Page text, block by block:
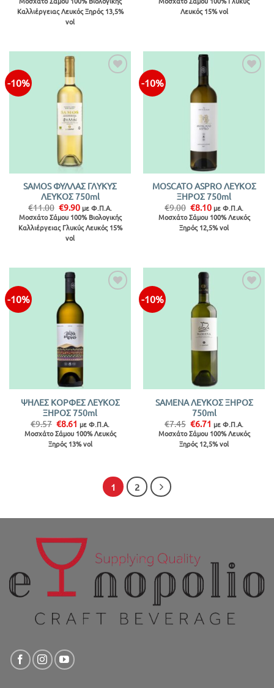
was:
€19.84.
τιμή
είναι:
Καλλιέργειας Λευκός Ξηρός 13,5%
vol
was:
€17.92.
τιμή
είναι:
Λευκός 15% vol
-10%
SAMOS ΦΥΛΛΑΣ ΓΛΥΚΥΣ
ΛΕΥΚΟΣ 750ml
€11.00 Original
price
was:
€11.00.
€9.90Η
τρέχουσα
τιμή
είναι:
με Φ.Π.Α.
Μοσχάτο Σάμου 100% Βιολογικής
Καλλιέργειας Γλυκύς Λευκός 15%
vol
-10%
MOSCATO ASPRO ΛΕΥΚΟΣ
ΞΗΡΟΣ 750ml
€9.00 Original
price
was:
€9.00.
€8.10Η
τρέχουσα
τιμή
είναι:
με Φ.Π.Α.
Μοσχάτο Σάμου 100% Λευκός
Ξηρός 12,5% vol
-10%
ΨΗΛΕΣ ΚΟΡΦΕΣ ΛΕΥΚΟΣ
ΞΗΡΟΣ 750ml
€9.57 Original
price
was:
€9.57.
€8.61 Η
τρέχουσα
τιμή
είναι:
με Φ.Π.Α.
Μοσχάτο Σάμου 100% Λευκός
Ξηρός 13% vol
-10%
SAMENA ΛΕΥΚΟΣ ΞΗΡΟΣ
750ml
€7.45 Original
price
was:
€7.45.
€6.71 Η
τρέχουσα
τιμή
είναι:
με Φ.Π.Α.
Μοσχάτο Σάμου 100% Λευκός
Ξηρός 12,5% vol
1 2